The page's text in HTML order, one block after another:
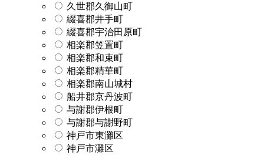
久世郡久御山町
綴喜郡井手町
綴喜郡宇治田原町
相楽郡笠置町
相楽郡和束町
相楽郡精華町
相楽郡南山城村
船井郡京丹波町
与謝郡伊根町
与謝郡与謝野町
神戸市東灘区
神戸市灘区